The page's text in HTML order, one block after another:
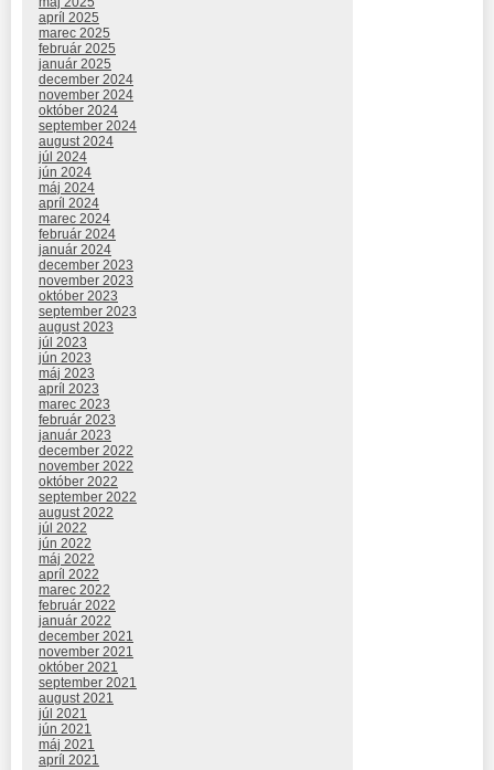
apríl 2025
marec 2025
február 2025
január 2025
december 2024
november 2024
október 2024
september 2024
august 2024
júl 2024
jún 2024
máj 2024
apríl 2024
marec 2024
február 2024
január 2024
december 2023
november 2023
október 2023
september 2023
august 2023
júl 2023
jún 2023
máj 2023
apríl 2023
marec 2023
február 2023
január 2023
december 2022
november 2022
október 2022
september 2022
august 2022
júl 2022
jún 2022
máj 2022
apríl 2022
marec 2022
február 2022
január 2022
december 2021
november 2021
október 2021
september 2021
august 2021
júl 2021
jún 2021
máj 2021
apríl 2021